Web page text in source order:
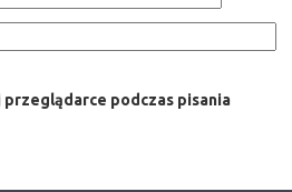
podczas pisania